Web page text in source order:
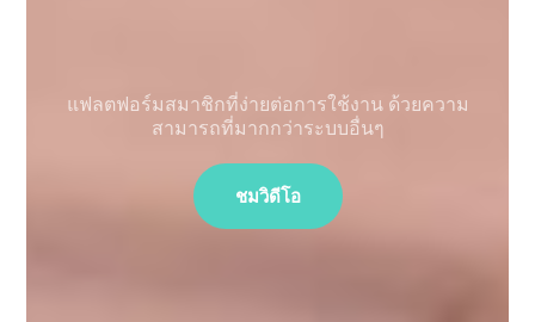
แฟลตฟอร์มสมาชิกที่ง่ายต่อการใช้งาน ด้วยความ
สามารถที่มากกว่าระบบอื่นๆ
ชมวิดีโอ